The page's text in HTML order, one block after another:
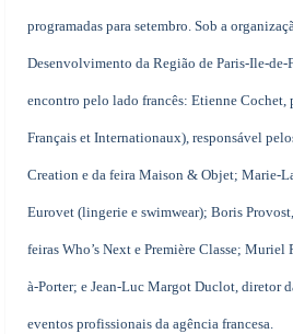
programadas para setembro. Sob a
Desenvolvimento da Região de Paris-Ile-de-
encontro pelo lado francês: Etienne Cochet,
Français et Internationaux), responsável
Creation e da feira Maison & Objet; Marie-
Eurovet (lingerie e swimwear); Boris
feiras Who’s Next e Première Classe; Muriel
à-Porter; e Jean-Luc Margot Duclot, diretor
eventos profissionais da agência francesa.